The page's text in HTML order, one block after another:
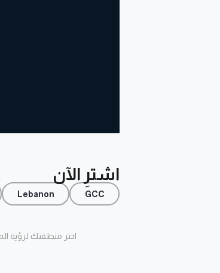
اشترِ الآن
GCC
Lebanon
اختر منطقتك لرؤية